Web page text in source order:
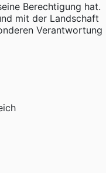
Berechtigung hat.
mit der Landschaft
Verantwortung